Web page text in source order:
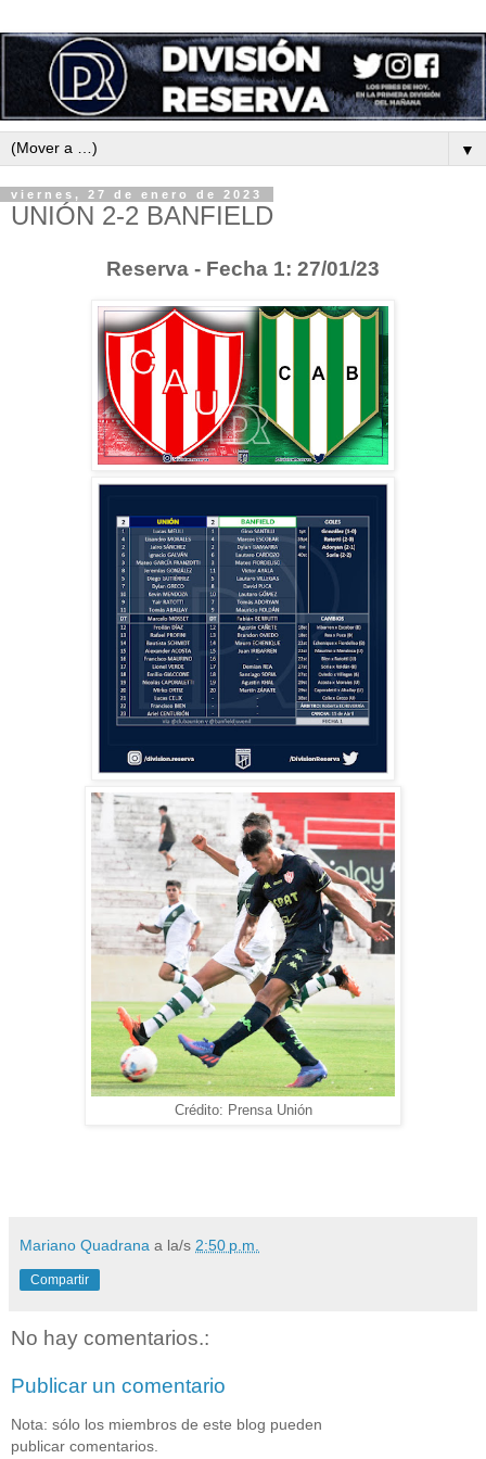
▼
viernes, 27 de enero de 2023
UNIÓN 2-2 BANFIELD
Reserva - Fecha 1: 27/01/23
Crédito: Prensa Unión
Mariano Quadrana a la/s 2:50 p.m.
Compartir
No hay comentarios.:
Publicar un comentario
Nota: sólo los miembros de este blog pueden
publicar comentarios.